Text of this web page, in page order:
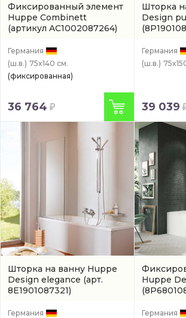
Фиксированный элемент
Huppe Combinett
(артикул AC1002087264)
Германия
(ш.в.) 75x140 см.
(фиксированная)
36 764
Шторка
Design
Германия
(ш.в.)
39 039
Шторка на ванну Huppe
Design elegance (арт.
8E1901087321)
Германия
Huppe
Германия